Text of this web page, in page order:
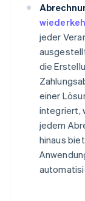
jeder
die
einer
integriert,
jedem
hinaus